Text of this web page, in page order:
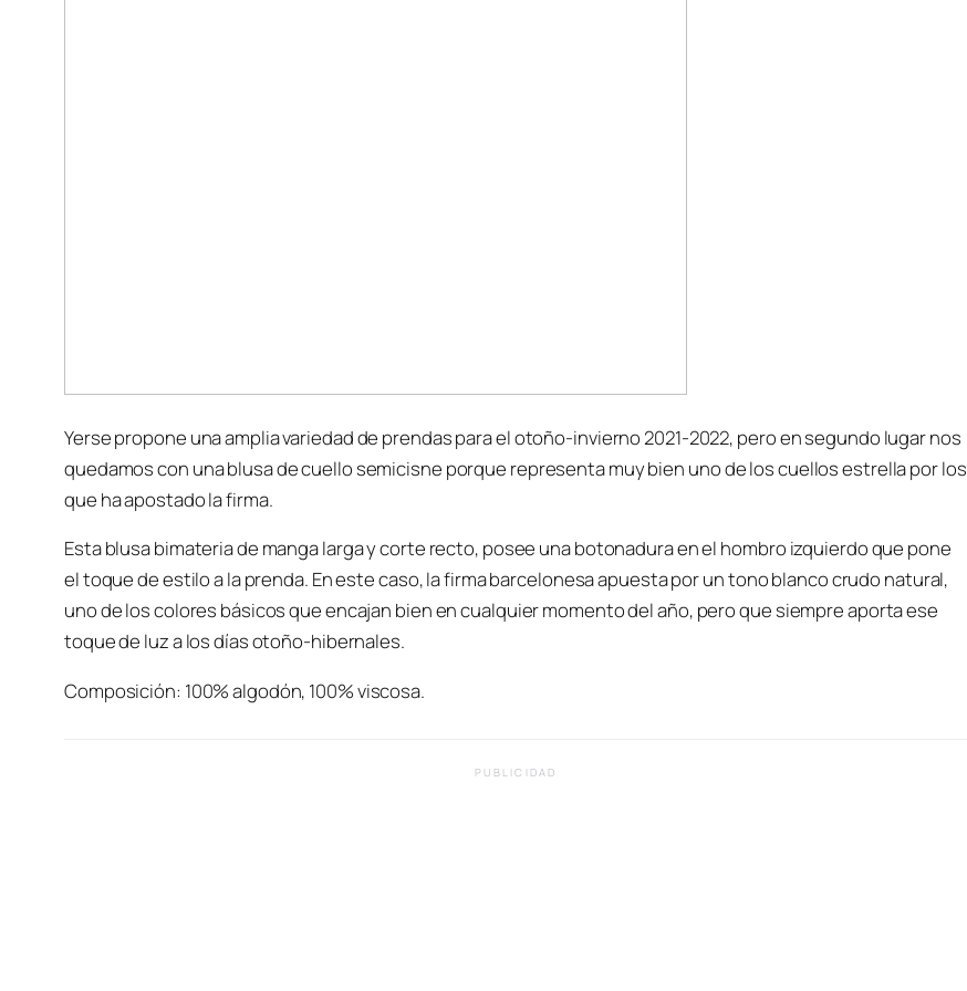
Yerse propone una amplia variedad de prendas para el otoño-invierno 2021-2022, pero en segundo lugar nos
quedamos con una blusa de cuello semicisne porque representa muy bien uno de los cuellos estrella por los
que ha apostado la firma.
Esta blusa bimateria de manga larga y corte recto, posee una botonadura en el hombro izquierdo que pone
el toque de estilo a la prenda. En este caso, la firma barcelonesa apuesta por un tono blanco crudo natural,
uno de los colores básicos que encajan bien en cualquier momento del año, pero que siempre aporta ese
toque de luz a los días otoño-hibernales.
Composición: 100% algodón, 100% viscosa.
PUBLICIDAD